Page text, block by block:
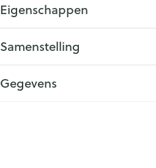
Eigenschappen
Samenstelling
Gegevens